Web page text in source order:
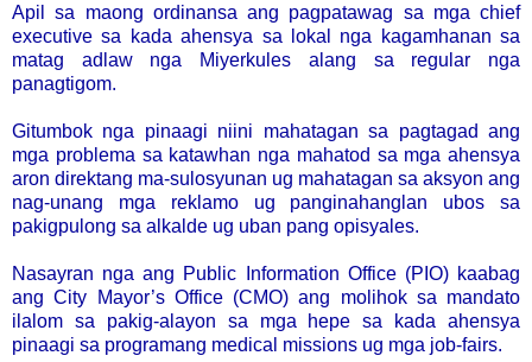
Apil sa maong ordinansa ang pagpatawag sa mga chief
executive sa kada ahensya sa lokal nga kagamhanan sa
matag adlaw nga Miyerkules alang sa regular nga
panagtigom.
Gitumbok nga pinaagi niini mahatagan sa pagtagad ang
mga problema sa katawhan nga mahatod sa mga ahensya
aron direktang ma-sulosyunan ug mahatagan sa aksyon ang
nag-unang mga reklamo ug panginahanglan ubos sa
pakigpulong sa alkalde ug uban pang opisyales.
Nasayran nga ang Public Information Office (PIO) kaabag
ang City Mayor’s Office (CMO) ang molihok sa mandato
ilalom sa pakig-alayon sa mga hepe sa kada ahensya
pinaagi sa programang medical missions ug mga job-fairs.